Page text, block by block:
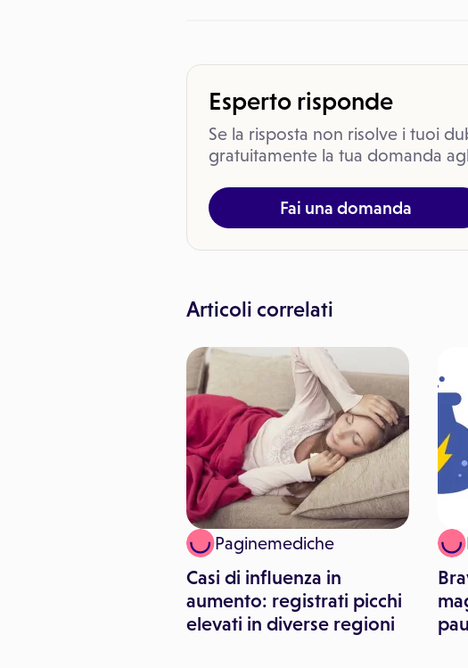
Esperto risponde
Se la risposta non risolve i tuoi
gratuitamente la tua domanda
Fai una domanda
Articoli correlati
Paginemediche
Casi di influenza in
aumento: registrati picchi
elevati in diverse regioni